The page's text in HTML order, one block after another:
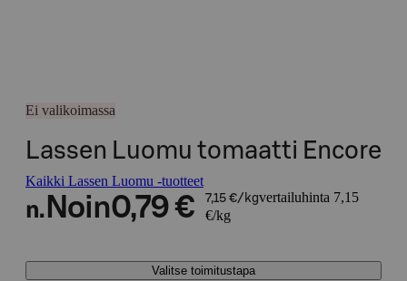
Ei valikoimassa
Lassen Luomu tomaatti Encore
Kaikki Lassen Luomu -tuotteet
n. Noin0,79 € 7,15 €/kgvertailuhinta 7,15
€/kg
Valitse toimitustapa